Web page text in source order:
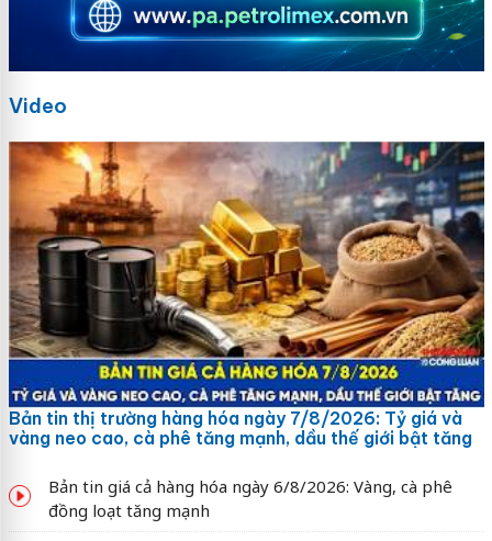
Video
Bản tin thị trường hàng hóa ngày 7/8/2026: Tỷ giá và
vàng neo cao, cà phê tăng mạnh, dầu thế giới bật tăng
Bản tin giá cả hàng hóa ngày 6/8/2026: Vàng, cà phê
đồng loạt tăng mạnh